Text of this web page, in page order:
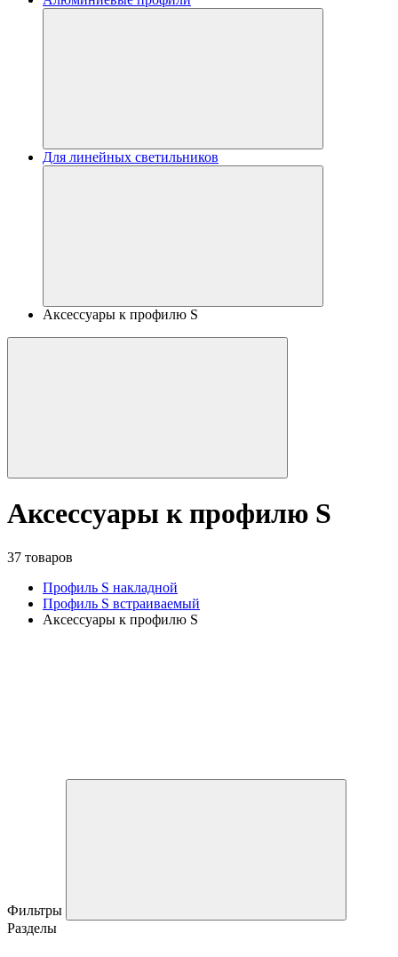
Для линейных светильников
Аксессуары к профилю S
Аксессуары к профилю S
37 товаров
Профиль S накладной
Профиль S встраиваемый
Аксессуары к профилю S
Фильтры
Разделы